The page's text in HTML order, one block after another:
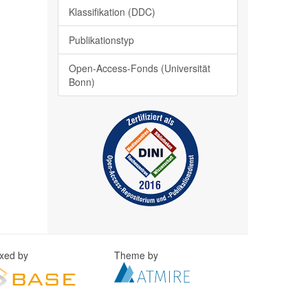
Klassifikation (DDC)
Publikationstyp
Open-Access-Fonds (Universität
Bonn)
by Theme by